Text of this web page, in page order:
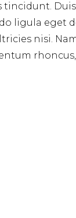
ligula eget
nisi.